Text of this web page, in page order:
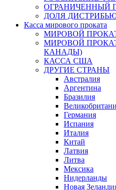
ОГРАНИЧЕННЫЙ
ДОЛЯ
Касса мирового проката
МИРОВОЙ
МИРОВОЙ
КАНАДЫ)
КАССА США
ДРУГИЕ СТРАНЫ
Австралия
Аргентина
Бразилия
Германия
Испания
Италия
Китай
Латвия
Литва
Мексика
Нидерланды
Новая